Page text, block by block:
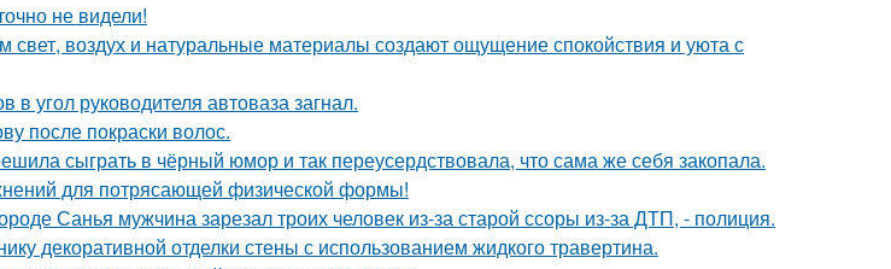
не видели!
свет, воздух и натуральные материалы создают ощущение спокойствия и уюта с
в угол руководителя автоваза загнал.
после покраски волос.
сыграть в чёрный юмор и так переусердствовала, что сама же себя закопала.
для потрясающей физической формы!
Санья мужчина зарезал троих человек из-за старой ссоры из-за ДТП, - полиция.
декоративной отделки стены с использованием жидкого травертина.